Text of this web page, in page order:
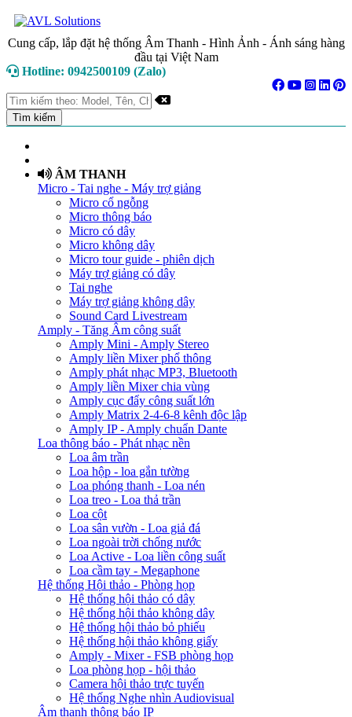
Cung cấp, lắp đặt hệ thống Âm Thanh - Hình Ảnh - Ánh sáng hàng
đầu tại Việt Nam
Hotline: 0942500109 (Zalo)
ÂM THANH
Micro - Tai nghe - Máy trợ giảng
Micro cổ ngỗng
Micro thông báo
Micro có dây
Micro không dây
Micro tour guide - phiên dịch
Máy trợ giảng có dây
Tai nghe
Máy trợ giảng không dây
Sound Card Livestream
Amply - Tăng Âm công suất
Amply Mini - Amply Stereo
Amply liền Mixer phổ thông
Amply phát nhạc MP3, Bluetooth
Amply liền Mixer chia vùng
Amply cục đẩy công suất lớn
Amply Matrix 2-4-6-8 kênh độc lập
Amply IP - Amply chuẩn Dante
Loa thông báo - Phát nhạc nền
Loa âm trần
Loa hộp - loa gắn tường
Loa phóng thanh - Loa nén
Loa treo - Loa thả trần
Loa cột
Loa sân vườn - Loa giả đá
Loa ngoài trời chống nước
Loa Active - Loa liền công suất
Loa cầm tay - Megaphone
Hệ thống Hội thảo - Phòng họp
Hệ thống hội thảo có dây
Hệ thống hội thảo không dây
Hệ thống hội thảo bỏ phiếu
Hệ thống hội thảo không giấy
Amply - Mixer - FSB phòng họp
Loa phòng họp - hội thảo
Camera hội thảo trực tuyến
Hệ thống Nghe nhìn Audiovisual
Âm thanh thông báo IP